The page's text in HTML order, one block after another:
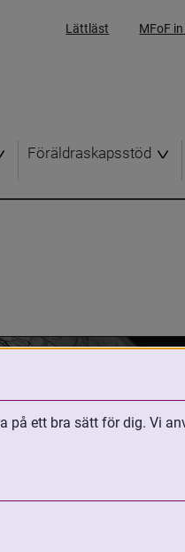
Lättläst MFoF
Föräldraskapsstöd
på ett bra sätt för dig. Vi